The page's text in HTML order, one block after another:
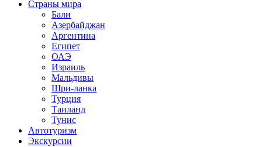
Страны мира
Бали
Азербайджан
Аргентина
Египет
ОАЭ
Израиль
Мальдивы
Шри-ланка
Турция
Таиланд
Тунис
Автотуризм
Экскурсии